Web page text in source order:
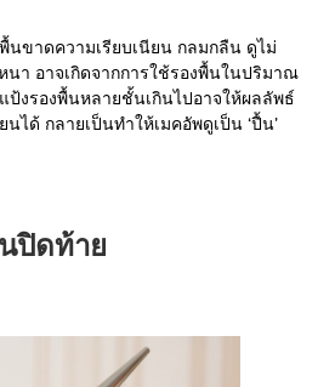
นขาดความเรียบเนียน กลมกลืน ดูไม่
า อาจเกิดจากการใช้รองพื้นในปริมาณ
ป้งรองพื้นหลายชั้นเกินไปอาจให้ผลลัพธ์
ได้ กลายเป็นทำให้เมคอัพดูเป็น ‘ปื้น’
ปิดท้าย